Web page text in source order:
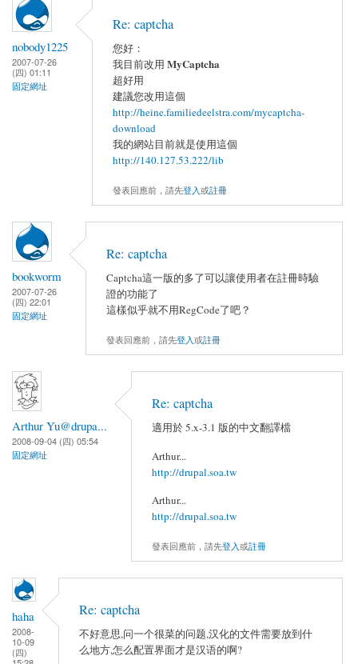
nobody1225
2007-07-26
(四) 01:11
固定網址
Re: captcha
您好：
我目前改用 MyCaptcha
超好用
建議您改用這個
http://heine.familiedeelstra.com/mycaptcha-
download
我的網站目前就是使用這個
http://140.127.53.222/lib
發表回應前，請先登入或註冊
bookworm
2007-07-26
(四) 22:01
固定網址
Re: captcha
Captcha這一版的多了可以讓使用者在註冊時驗
證的功能了
這樣似乎就不用RegCode了吧？
發表回應前，請先登入或註冊
Arthur Yu@drupa...
2008-09-04 (四) 05:54
固定網址
Re: captcha
適用於 5.x-3.1 版的中文翻譯檔
Arthur...
http://drupal.soa.tw
Arthur...
http://drupal.soa.tw
發表回應前，請先登入或註冊
haha
2008-
10-09
(四)
Re: captcha
不好意思,问一个很菜的问题,汉化的文件需要放到什
么地方,怎么配置界面才是汉语的啊?